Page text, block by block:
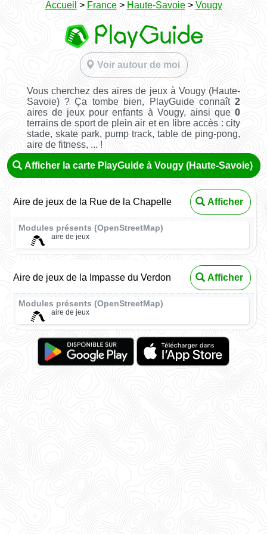
Accueil > France> Haute-Savoie> Vougy
Voir autour de moi
Vous cherchez des aires de jeux à Vougy (Haute-
Savoie) ? Ça tombe bien, PlayGuide connaît2
aires de jeux pour enfants à Vougy, ainsi que0
terrains de sport de plein air et en libre accès : city
stade, skate park, pump track, table de ping-pong,
aire de fitness, ... !
Afficher la carte PlayGuide à Vougy (Haute-Savoie)
Aire de jeux de la Rue de la Chapelle Afficher
Modules présents (OpenStreetMap)
aire de jeux
Aire de jeux de la Impasse du Verdon Afficher
Modules présents (OpenStreetMap)
aire de jeux